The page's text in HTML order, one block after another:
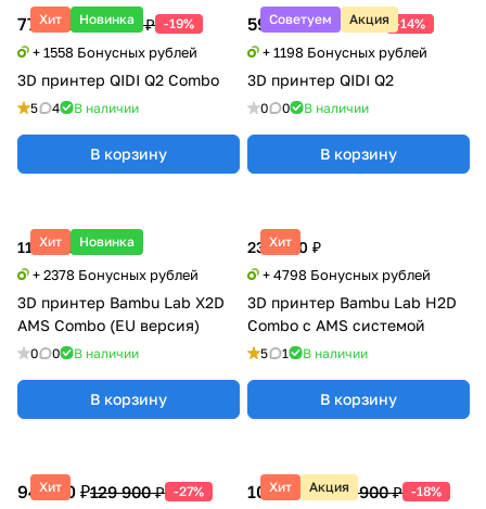
Хит Новинка
77 900 ₽95 990 ₽ -19%
+ 1558 Бонусных рублей
3D принтер QIDI Q2 Combo
5 4 В наличии
В корзину
Советуем Акция
59 900 ₽69 900 ₽ -14%
+ 1198 Бонусных рублей
3D принтер QIDI Q2
0 0 В наличии
В корзину
Хит Новинка
118 900 ₽
+ 2378 Бонусных рублей
3D принтер Bambu Lab X2D
AMS Combo (EU версия)
0 0 В наличии
В корзину
Хит
239 900 ₽
+ 4798 Бонусных рублей
3D принтер Bambu Lab H2D
Combo с AMS системой
5 1 В наличии
В корзину
Хит
94 990 ₽129 900 ₽ -27% Хит Акция
105 990 ₽129 900 ₽ -18%